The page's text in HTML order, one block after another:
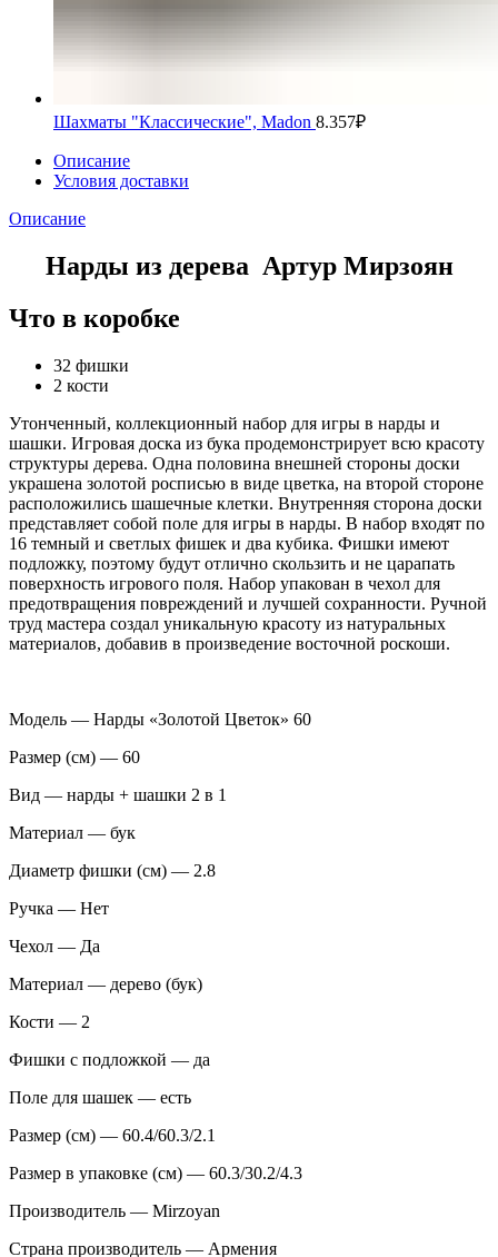
Шахматы "Классические", Madon 8.357₽
Описание
Условия доставки
Описание
Нарды из дерева Артур Мирзоян
Что в коробке
32 фишки
2 кости
Утонченный, коллекционный набор для игры в нарды и
шашки. Игровая доска из бука продемонстрирует всю красоту
структуры дерева. Одна половина внешней стороны доски
украшена золотой росписью в виде цветка, на второй стороне
расположились шашечные клетки. Внутренняя сторона доски
представляет собой поле для игры в нарды. В набор входят по
16 темный и светлых фишек и два кубика. Фишки имеют
подложку, поэтому будут отлично скользить и не царапать
поверхность игрового поля. Набор упакован в чехол для
предотвращения повреждений и лучшей сохранности. Ручной
труд мастера создал уникальную красоту из натуральных
материалов, добавив в произведение восточной роскоши.
Модель — Нарды «Золотой Цветок» 60
Размер (см) — 60
Вид — нарды + шашки 2 в 1
Материал — бук
Диаметр фишки (см) — 2.8
Ручка — Нет
Чехол — Да
Материал — дерево (бук)
Кости — 2
Фишки с подложкой — да
Поле для шашек — есть
Размер (см) — 60.4/60.3/2.1
Размер в упаковке (см) — 60.3/30.2/4.3
Производитель — Mirzoyan
Страна производитель — Армения